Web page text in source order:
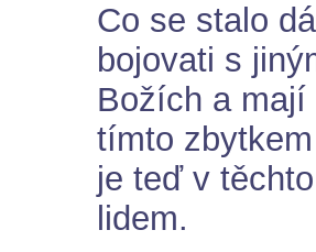
Co se stalo
bojovati s
Božích a mají
tímto
je teď v
lidem.